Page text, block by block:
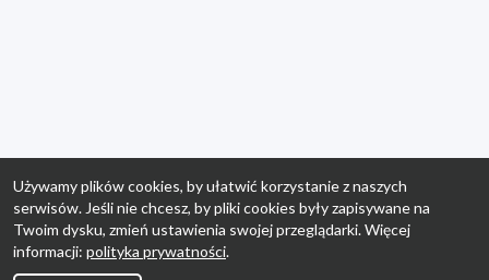
Używamy plików cookies, by ułatwić korzystanie z naszych
serwisów. Jeśli nie chcesz, by pliki cookies były zapisywane na
Twoim dysku, zmień ustawienia swojej przeglądarki. Więcej
informacji: polityka prywatności.